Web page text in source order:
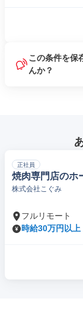
この条件を保
んか？
正社員
焼肉専門店のホ
株式会社こぐみ
フルリモート
時給30万円以上